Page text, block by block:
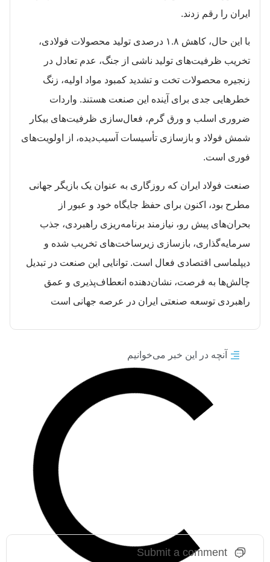
ایران را رقم زدند.
با این حال، کاهش ۱.۸ درصدی تولید محصولات فولادی،
تخریب ظرفیت‌های تولید ناشی از جنگ، عدم تعادل در
زنجیره محصولات تخت و تشدید کمبود مواد اولیه، زنگ
خطرهایی جدی برای آینده این صنعت هستند. واردات
ضروری اسلب و ورق گرم، فعال‌سازی ظرفیت‌های بیکار
شمش فولاد و بازسازی تأسیسات آسیب‌دیده، از اولویت‌های
فوری است.
صنعت فولاد ایران که روزگاری به عنوان یک بازیگر جهانی
مطرح بود، اکنون برای حفظ جایگاه خود و عبور از
بحران‌های پیش رو، نیازمند برنامه‌ریزی راهبردی، جذب
سرمایه‌گذاری، بازسازی زیرساخت‌های تخریب شده و
دیپلماسی اقتصادی فعال است. توانایی این صنعت در تبدیل
چالش‌ها به فرصت، نشان‌دهنده انعطاف‌پذیری و عمق
راهبردی توسعه صنعتی ایران در عرصه جهانی است
آنچه در این خبر می‌خوانیم
Submit a comment